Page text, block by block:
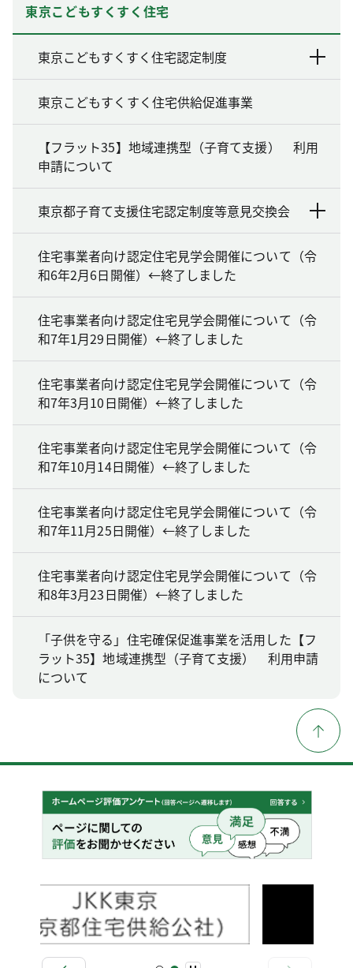
東京こどもすくすく住宅
東京こどもすくすく住宅認定制度
東京こどもすくすく住宅供給促進事業
【フラット35】地域連携型（子育て支援） 利用
申請について
東京都子育て支援住宅認定制度等意見交換会
住宅事業者向け認定住宅見学会開催について（令
和6年2月6日開催）←終了しました
住宅事業者向け認定住宅見学会開催について（令
和7年1月29日開催）←終了しました
住宅事業者向け認定住宅見学会開催について（令
和7年3月10日開催）←終了しました
住宅事業者向け認定住宅見学会開催について（令
和7年10月14日開催）←終了しました
住宅事業者向け認定住宅見学会開催について（令
和7年11月25日開催）←終了しました
住宅事業者向け認定住宅見学会開催について（令
和8年3月23日開催）←終了しました
「子供を守る」住宅確保促進事業を活用した【フ
ラット35】地域連携型（子育て支援） 利用申請
について